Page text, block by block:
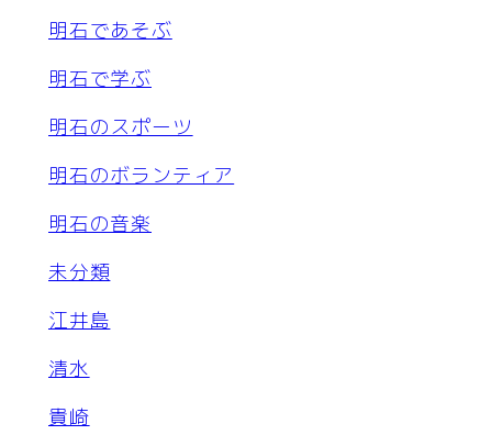
明石であそぶ
明石で学ぶ
明石のスポーツ
明石のボランティア
明石の音楽
未分類
江井島
清水
貴崎